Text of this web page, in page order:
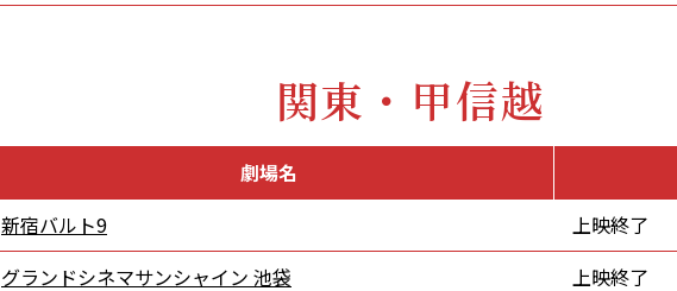
関東・甲信越
劇場名
新宿バルト9
上映終了
グランドシネマサンシャイン 池袋
上映終了